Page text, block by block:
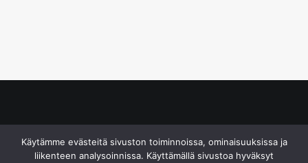
Käytämme evästeitä sivuston toiminnoissa, ominaisuuksissa ja
liikenteen analysoinnissa. Käyttämällä sivustoa hyväksyt